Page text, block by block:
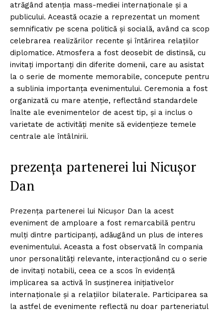
atrăgând atenția mass-mediei internaționale și a
publicului. Această ocazie a reprezentat un moment
semnificativ pe scena politică și socială, având ca scop
celebrarea realizărilor recente și întărirea relațiilor
diplomatice. Atmosfera a fost deosebit de distinsă, cu
invitați importanți din diferite domenii, care au asistat
la o serie de momente memorabile, concepute pentru
a sublinia importanța evenimentului. Ceremonia a fost
organizată cu mare atenție, reflectând standardele
înalte ale evenimentelor de acest tip, și a inclus o
varietate de activități menite să evidențieze temele
centrale ale întâlnirii.
prezența partenerei lui Nicușor
Dan
Prezența partenerei lui Nicușor Dan la acest
eveniment de amploare a fost remarcabilă pentru
mulți dintre participanți, adăugând un plus de interes
evenimentului. Aceasta a fost observată în compania
unor personalități relevante, interacționând cu o serie
de invitați notabili, ceea ce a scos în evidență
implicarea sa activă în susținerea inițiativelor
internaționale și a relațiilor bilaterale. Participarea sa
la astfel de evenimente reflectă nu doar parteneriatul